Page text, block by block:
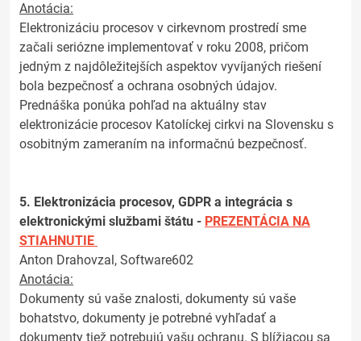
Anotácia:
Elektronizáciu procesov v cirkevnom prostredí sme
začali seriózne implementovať v roku 2008, pričom
jedným z najdôležitejších aspektov vyvíjaných riešení
bola bezpečnosť a ochrana osobných údajov.
Prednáška ponúka pohľad na aktuálny stav
elektronizácie procesov Katolíckej cirkvi na Slovensku s
osobitným zameraním na informačnú bezpečnosť.
5. Elektronizácia procesov, GDPR a integrácia s
elektronickými službami štátu - PREZENTÁCIA NA
STIAHNUTIE
Anton Drahovzal, Software602
Anotácia:
Dokumenty sú vaše znalosti, dokumenty sú vaše
bohatstvo, dokumenty je potrebné vyhľadať a
dokumenty tiež potrebujú vašu ochranu. S blížiacou sa